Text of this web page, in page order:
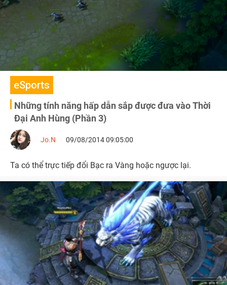
eSports
Những tính năng hấp dẫn sắp được đưa vào Thời
Đại Anh Hùng (Phần 3)
Jo.N 09/08/2014 09:05:00
Ta có thể trực tiếp đổi Bạc ra Vàng hoặc ngược lại.